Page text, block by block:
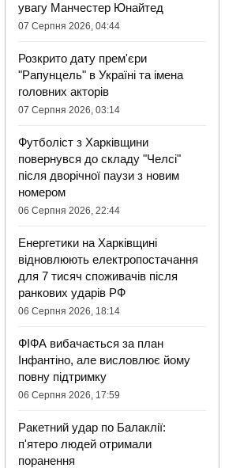
увагу Манчестер Юнайтед
07 Серпня 2026, 04:44
Розкрито дату прем'єри
"Рапунцель" в Україні та імена
головних акторів
07 Серпня 2026, 03:14
Футболіст з Харківщини
повернувся до складу "Челсі"
після дворічної паузи з новим
номером
06 Серпня 2026, 22:44
Енергетики на Харківщині
відновлюють електропостачання
для 7 тисяч споживачів після
ранкових ударів РФ
06 Серпня 2026, 18:14
ФІФА вибачається за план
Інфантіно, але висловлює йому
повну підтримку
06 Серпня 2026, 17:59
Ракетний удар по Балаклії:
п'ятеро людей отримали
поранення